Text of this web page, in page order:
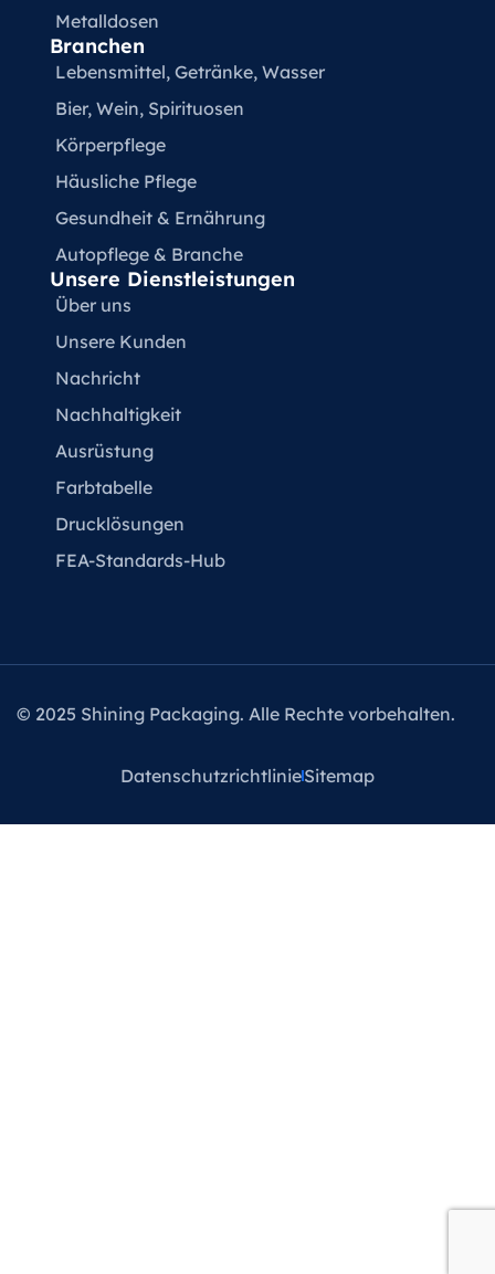
Metalldosen
Branchen
Lebensmittel, Getränke, Wasser
Bier, Wein, Spirituosen
Körperpflege
Häusliche Pflege
Gesundheit & Ernährung
Autopflege & Branche
Unsere Dienstleistungen
Über uns
Unsere Kunden
Nachricht
Nachhaltigkeit
Ausrüstung
Farbtabelle
Drucklösungen
FEA-Standards-Hub
© 2025 Shining Packaging. Alle Rechte vorbehalten.
DatenschutzrichtlinieSitemap